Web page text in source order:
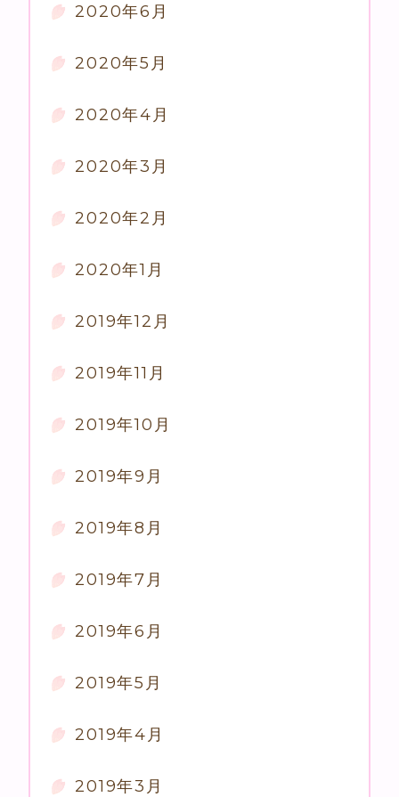
2020年6月
2020年5月
2020年4月
2020年3月
2020年2月
2020年1月
2019年12月
2019年11月
2019年10月
2019年9月
2019年8月
2019年7月
2019年6月
2019年5月
2019年4月
2019年3月